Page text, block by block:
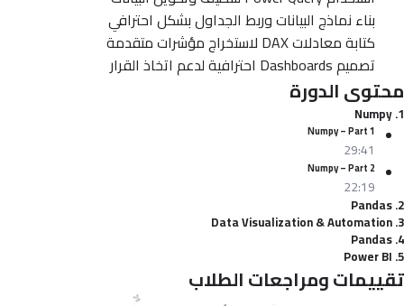
بناء نماذج البيانات وربط الجداول بشكل احترافي
كتابة معادلات DAX لاستخراج مؤشرات متقدمة
تصميم Dashboards احترافية لدعم اتخاذ القرار
محتوى الدورة
1. Numpy
Numpy – Part 1
29:41
Numpy – Part 2
22:19
2. Pandas
3. Data Visualization & Automation
4. Pandas
5. Power BI
تقييمات ومراجعات الطلاب